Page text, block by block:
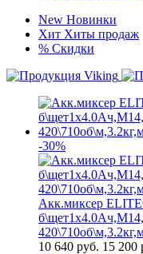
New Новинки
Хит Хиты продаж
% Скидки
-30%
Акк.миксер
10 640 руб. 15 200